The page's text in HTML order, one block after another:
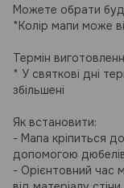
Можете обрати
*Колір мапи може
Термін
* У святкові дні
збільшені
Як встановити:
- Мапа кріпиться
допомогою
- Орієнтовний час